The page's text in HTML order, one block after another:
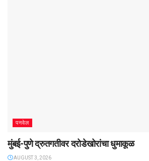
पनवेल
मुंबई-पुणे द्रुतगतीवर दरोडेखोरांचा धुमाकूळ
AUGUST 3, 2026